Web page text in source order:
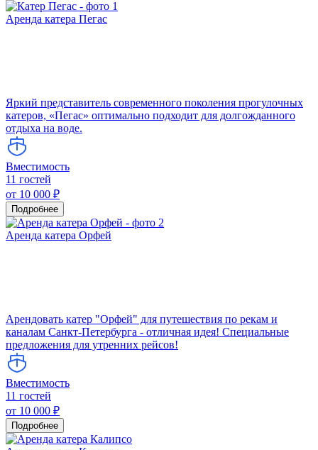
Аренда катера Пегас
Яркий представитель современного поколения прогулочных
катеров, «Пегас» оптимально подходит для долгожданного
отдыха на воде.
Вместимость
11 гостей
от 10 000 ₽
Подробнее
Аренда катера Орфей
Арендовать катер "Орфей" для путешествия по рекам и
каналам Санкт-Петербурга - отличная идея! Специальные
предложения для утренних рейсов!
Вместимость
11 гостей
от 10 000 ₽
Подробнее